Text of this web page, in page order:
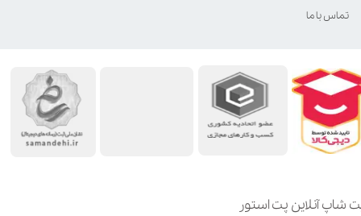
شاپ آنلاین پت استور
تماس با ما